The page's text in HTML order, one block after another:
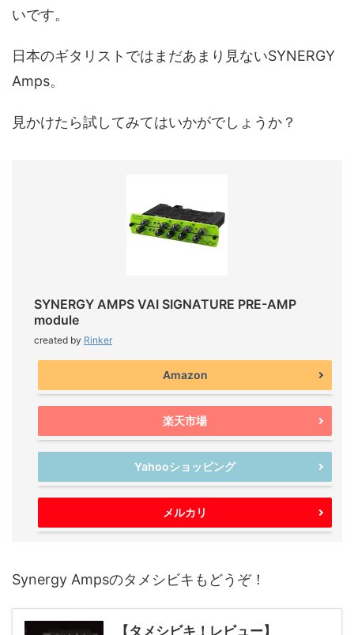
いです。
日本のギタリストではまだあまり見ないSYNERGY
Amps。
見かけたら試してみてはいかがでしょうか？
SYNERGY AMPS VAI SIGNATURE PRE-AMP
module
created by Rinker
Amazon
楽天市場
Yahooショッピング
メルカリ
Synergy Ampsのタメシビキもどうぞ！
【タメシビキ！レビュー】